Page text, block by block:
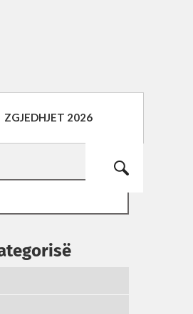
ZGJEDHJET 2026